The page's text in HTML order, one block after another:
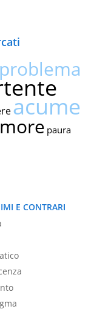
problema
acume
paura
E CONTRARI